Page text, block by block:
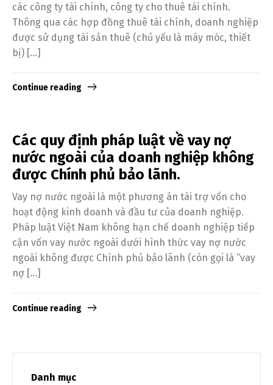
các công ty tài chính, công ty cho thuê tài chính.
Thông qua các hợp đồng thuê tài chính, doanh nghiệp
được sử dụng tài sản thuê (chủ yếu là máy móc, thiết
bị) […]
Continue reading
Các quy định pháp luật về vay nợ
nước ngoài của doanh nghiệp không
được Chính phủ bảo lãnh.
Vay nợ nước ngoài là một phương án tài trợ vốn cho
hoạt động kinh doanh và đầu tư của doanh nghiệp.
Pháp luật Việt Nam không hạn chế doanh nghiệp tiếp
cận vốn vay nước ngoài dưới hình thức vay nợ nước
ngoài không được Chính phủ bảo lãnh (còn gọi là “vay
nợ […]
Continue reading
Danh mục